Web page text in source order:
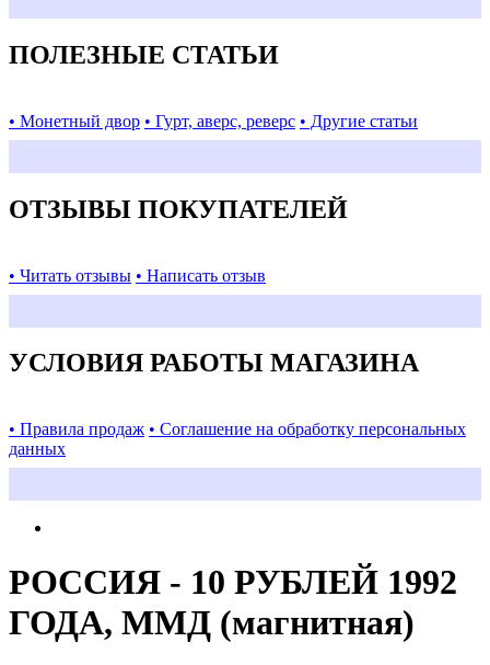
ПОЛЕЗНЫЕ СТАТЬИ
• Монетный двор • Гурт, аверс, реверс • Другие статьи
ОТЗЫВЫ ПОКУПАТЕЛЕЙ
• Читать отзывы • Написать отзыв
УСЛОВИЯ РАБОТЫ МАГАЗИНА
• Правила продаж • Соглашение на обработку персональных
данных
РОССИЯ - 10 РУБЛЕЙ 1992
ГОДА, ММД (магнитная)